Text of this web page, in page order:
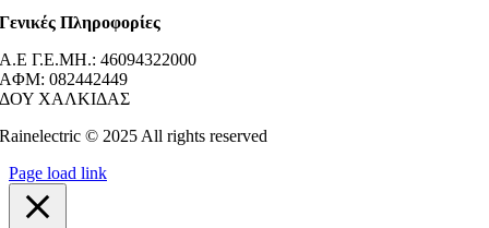
Γενικές Πληροφορίες
Α.Ε Γ.Ε.ΜΗ.: 46094322000
AΦΜ: 082442449
ΔΟΥ ΧΑΛΚΙΔΑΣ
Rainelectric © 2025 All rights reserved
Page load link